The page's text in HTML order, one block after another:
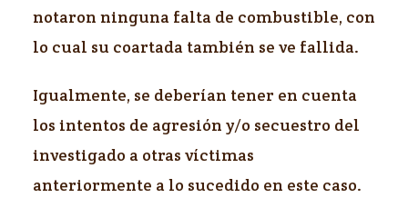
notaron ninguna falta de combustible, con
lo cual su coartada también se ve fallida.
Igualmente, se deberían tener en cuenta
los intentos de agresión y/o secuestro del
investigado a otras víctimas
anteriormente a lo sucedido en este caso.